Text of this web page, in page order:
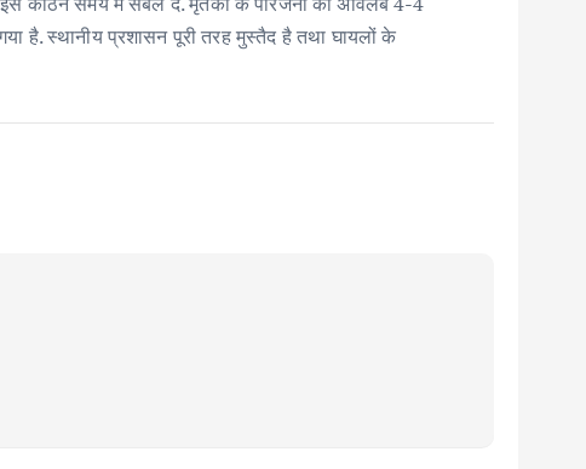
है. स्थानीय प्रशासन पूरी तरह मुस्तैद है तथा घायलों के